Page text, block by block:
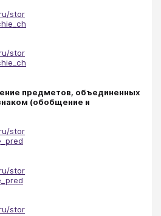
stor
stor
предметов, объединенных
(обобщение и
stor
stor
stor